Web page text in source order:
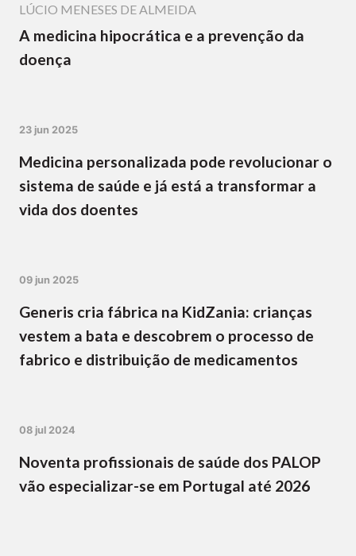
LÚCIO MENESES DE ALMEIDA
A medicina hipocrática e a prevenção da
doença
23 jun 2025
Medicina personalizada pode revolucionar o
sistema de saúde e já está a transformar a
vida dos doentes
09 jun 2025
Generis cria fábrica na KidZania: crianças
vestem a bata e descobrem o processo de
fabrico e distribuição de medicamentos
08 jul 2024
Noventa profissionais de saúde dos PALOP
vão especializar-se em Portugal até 2026